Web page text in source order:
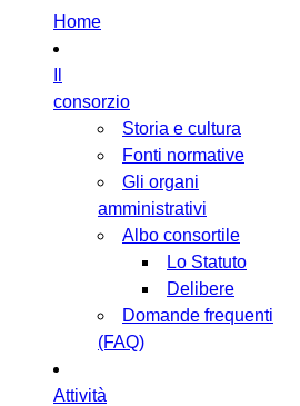
Home
consorzio
Storia e cultura
Fonti normative
Gli organi
amministrativi
Albo consortile
Lo Statuto
Delibere
Domande frequenti
(FAQ)
Attività